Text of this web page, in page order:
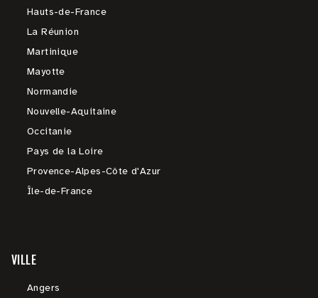
Hauts-de-France
La Réunion
Martinique
Mayotte
Normandie
Nouvelle-Aquitaine
Occitanie
Pays de la Loire
Provence-Alpes-Côte d'Azur
Île-de-France
VILLE
Angers